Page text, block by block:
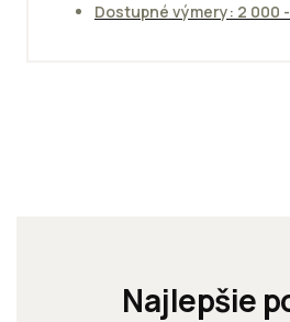
Dostupné výmery: 2 000 -
Najlepšie